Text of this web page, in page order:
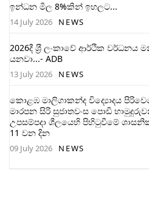
ඉන්ධන මිල 8%කින් ඉහලට...
14 July 2026 NEWS
2026දී ශ‍්‍රී ලංකාවේ ආර්ථික වර්ධනය
යනවා...- ADB
13 July 2026 NEWS
කොළඹ මාලිගාකන්ද විද්‍යොදය
මාරපන සිරි සුජාතවංස පොඩි
උපසම්පදා ශීලයෙහි පිහිටුවීමේ
11 වන දින
09 July 2026 NEWS